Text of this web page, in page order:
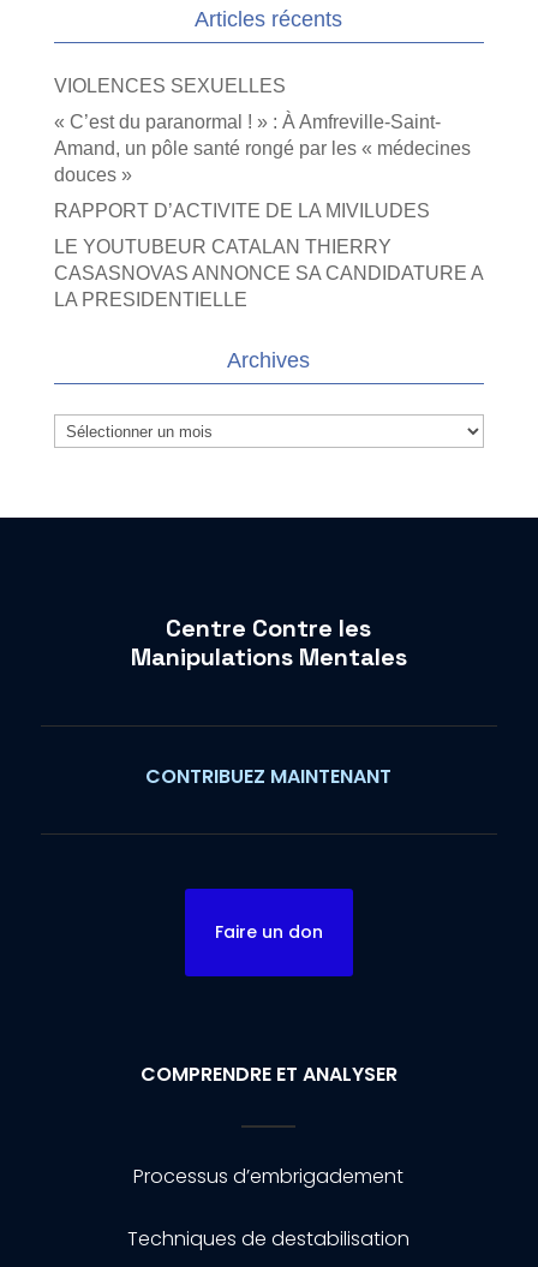
Articles récents
VIOLENCES SEXUELLES
« C’est du paranormal ! » : À Amfreville-Saint-
Amand, un pôle santé rongé par les « médecines
douces »
RAPPORT D’ACTIVITE DE LA MIVILUDES
LE YOUTUBEUR CATALAN THIERRY
CASASNOVAS ANNONCE SA CANDIDATURE A
LA PRESIDENTIELLE
Archives
Archives
Centre Contre les
Manipulations Mentales
CONTRIBUEZ MAINTENANT
Faire un don
COMPRENDRE ET ANALYSER
Processus d’embrigadement
Techniques de destabilisation